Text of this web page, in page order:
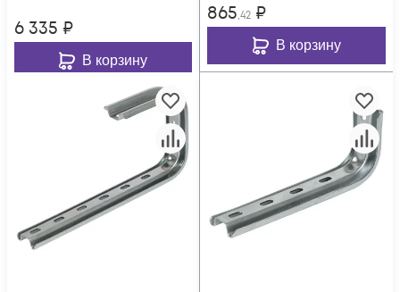
6 335 ₽
В корзину
865,42 ₽
В корзину